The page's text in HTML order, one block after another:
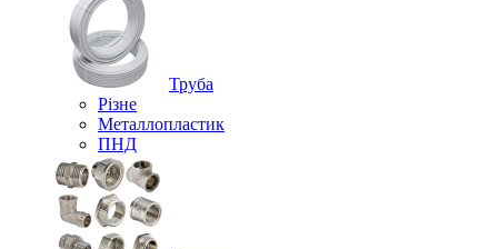
Труба
Різне
Металлопластик
ПНД